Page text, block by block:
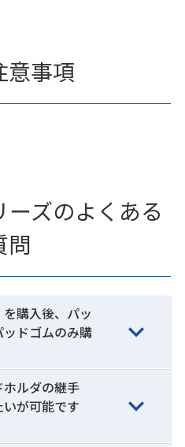
意事項
ズのよくある
問
購入後、パッ
ドゴムのみ購
ルダの継手
が可能です